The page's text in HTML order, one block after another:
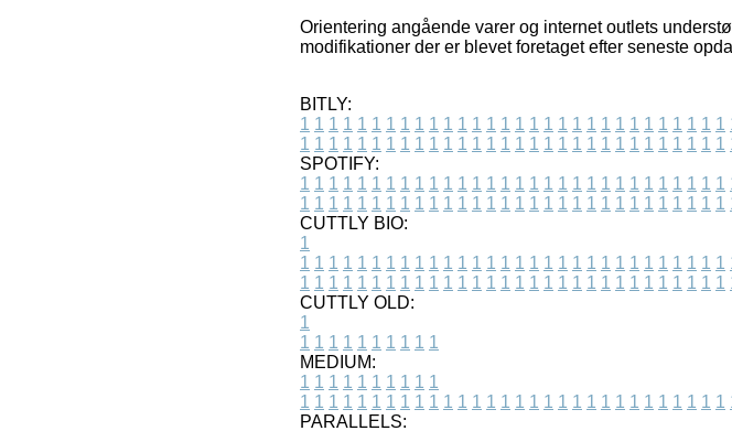
Orientering angående varer og internet outlets
modifikationer der er blevet foretaget efter seneste
BITLY:
1 1 1 1 1 1 1 1 1 1 1 1 1 1 1 1 1 1 1 1 1 1 1 1 1 1 1 1 1 1
1 1 1 1 1 1 1 1 1 1 1 1 1 1 1 1 1 1 1 1 1 1 1 1 1 1 1 1 1 1
SPOTIFY:
1 1 1 1 1 1 1 1 1 1 1 1 1 1 1 1 1 1 1 1 1 1 1 1 1 1 1 1 1 1
1 1 1 1 1 1 1 1 1 1 1 1 1 1 1 1 1 1 1 1 1 1 1 1 1 1 1 1 1 1
CUTTLY BIO:
1
1 1 1 1 1 1 1 1 1 1 1 1 1 1 1 1 1 1 1 1 1 1 1 1 1 1 1 1 1 1
1 1 1 1 1 1 1 1 1 1 1 1 1 1 1 1 1 1 1 1 1 1 1 1 1 1 1 1 1 1
CUTTLY OLD:
1
1 1 1 1 1 1 1 1 1 1
MEDIUM:
1 1 1 1 1 1 1 1 1 1
1 1 1 1 1 1 1 1 1 1 1 1 1 1 1 1 1 1 1 1 1 1 1 1 1 1 1 1 1 1
PARALLELS: